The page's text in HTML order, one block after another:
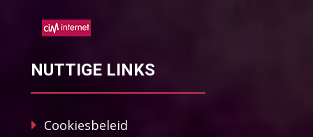
NUTTIGE LINKS
Cookiesbeleid